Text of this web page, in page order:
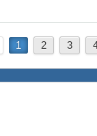
1 2 3